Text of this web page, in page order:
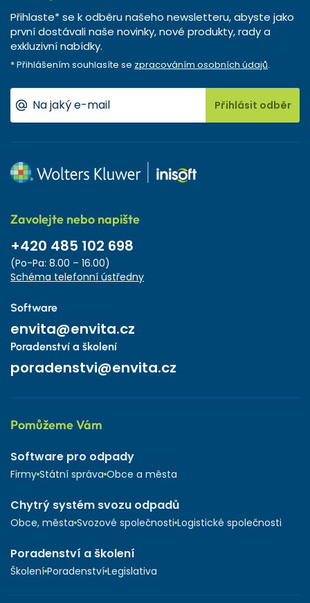
Přihlaste* se k odběru našeho newsletteru, abyste jako
první dostávali naše novinky, nové produkty, rady a
exkluzivní nabídky.
* Přihlášením souhlasíte se zpracováním osobních údajů.
Přihlásit odběr
Zavolejte nebo napište
+420 485 102 698
(Po-Pa: 8.00 – 16.00)
Schéma telefonní ústředny
Software
envita@envita.cz
Poradenství a školení
poradenstvi@envita.cz
Pomůžeme Vám
Software pro odpady
Firmy Státní správa Obce a města
Chytrý systém svozu odpadů
Obce, města Svozové společnosti Logistické společnosti
Poradenství a školení
Školení Poradenství Legislativa